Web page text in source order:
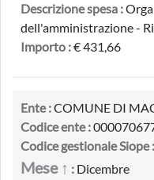
Descrizione spesa :
dell'amministrazione -
Importo :€ 431,66
Ente :COMUNE DI
Codice ente :
Codice gestionale Siope :
Mese ↑ : Dicembre